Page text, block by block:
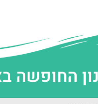
החופשה